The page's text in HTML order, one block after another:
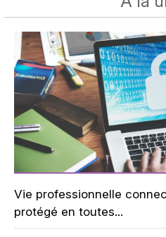
Vie professionnelle
protégé en toutes...